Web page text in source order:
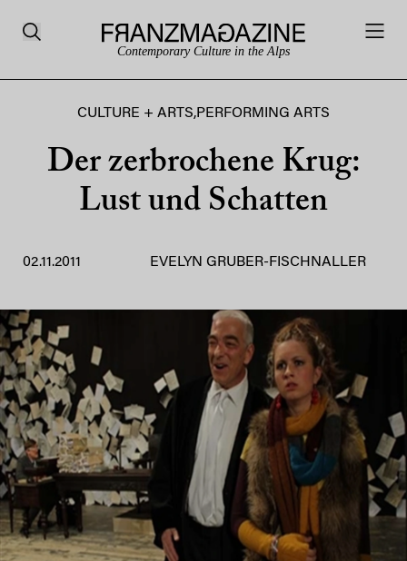
Contemporary Culture in the Alps
CULTURE + ARTS,PERFORMING ARTS
Der zerbrochene Krug:
Lust und Schatten
02.11.2011 EVELYN GRUBER-FISCHNALLER